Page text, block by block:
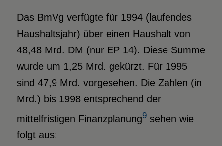
Das BmVg verfügte für 1994 (laufendes
Haushaltsjahr) über einen Haushalt von
48,48 Mrd. DM (nur EP 14). Diese Summe
wurde um 1,25 Mrd. gekürzt. Für 1995
sind 47,9 Mrd. vorgesehen. Die Zahlen (in
Mrd.) bis 1998 entsprechend der
mittelfristigen Finanzplanung9sehen wie
folgt aus: